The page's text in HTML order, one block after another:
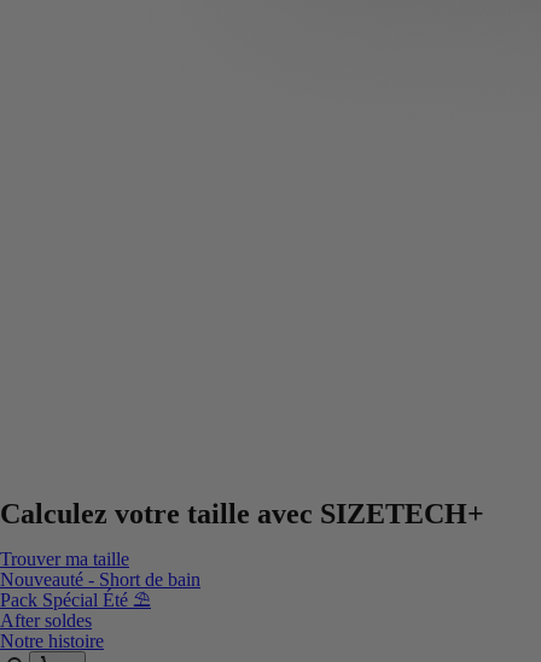
Calculez votre taille avec SIZETECH+
Trouver ma taille
Nouveauté - Short de bain
Pack Spécial Été ⛱️
After soldes
Notre histoire